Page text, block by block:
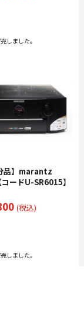
しました。
品】marantz
ードU-SR6015】
(税込)
しました。